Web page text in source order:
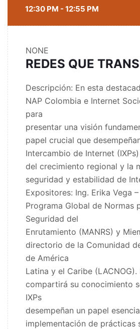
12:30 PM - 12:55 PM
NONE
REDES QUE
Descripción: En esta
NAP Colombia e Internet
para
presentar una visión
papel crucial que
Intercambio de Internet
del crecimiento regional y la
seguridad y estabilidad de
Expositores: Ing. Erika Vega
Programa Global de Normas
Seguridad del
Enrutamiento (MANRS) y
directorio de la Comunidad
de América
Latina y el Caribe (LACNOG).
compartirá su conocimiento
IXPs
desempeñan un papel
implementación de prácticas